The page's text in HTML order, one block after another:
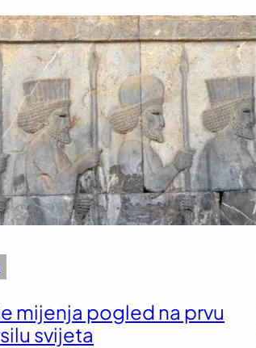
mijenja pogled na prvu
svijeta